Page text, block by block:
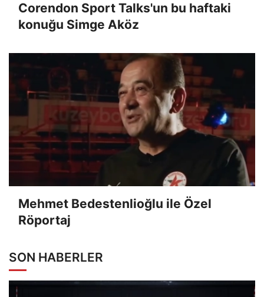
Corendon Sport Talks'un bu haftaki
konuğu Simge Aköz
Mehmet Bedestenlioğlu ile Özel
Röportaj
SON HABERLER